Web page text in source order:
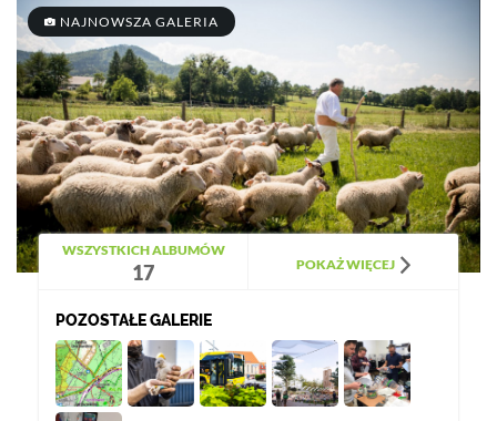
NAJNOWSZA GALERIA
WSZYSTKICH ALBUMÓW
17 POKAŻ WIĘCEJ
POZOSTAŁE GALERIE